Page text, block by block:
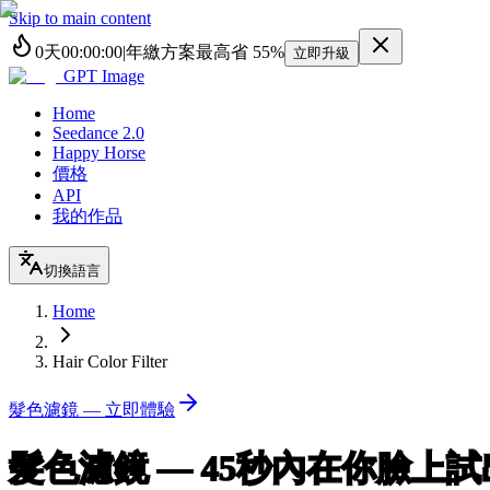
Skip to main content
0天00:00:00|年繳方案最高省 55% 立即升級
GPT Image
Home
Seedance 2.0
Happy Horse
價格
API
我的作品
切換語言
Home
Hair Color Filter
髮色濾鏡 — 立即體驗
髮色濾鏡 — 45秒內在你臉上試